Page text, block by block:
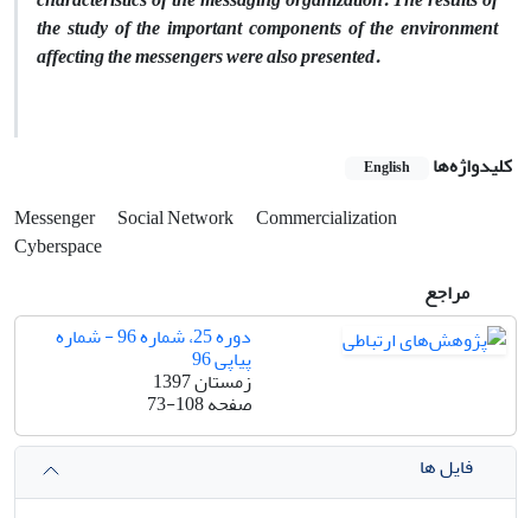
the study of the important components of the environment
affecting the messengers were also presented.
کلیدواژه‌ها English
Messenger Social Network
Commercialization
Cyberspace
مراجع
دوره 25، شماره 96 - شماره
پیاپی 96
زمستان 1397
صفحه73-108
فایل ها